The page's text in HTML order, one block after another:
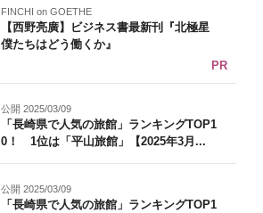
FINCHI on GOETHE
【西野亮廣】ビジネス書最新刊『北極星
僕たちはどう働くか』
PR
公開 2025/03/09
「長崎県で人気の旅館」ランキングTOP1
0！ 1位は「平山旅館」【2025年3月...
公開 2025/03/09
「長崎県で人気の旅館」ランキングTOP1